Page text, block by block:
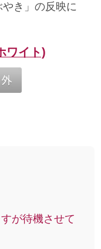
き」の反映に
ワイト)
が待機させて